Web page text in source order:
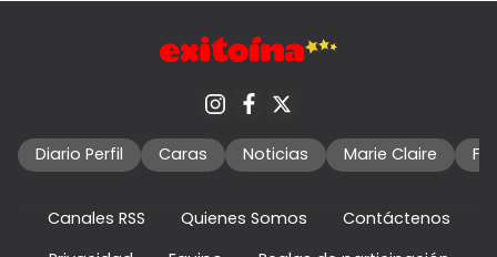
Diario Perfil Caras Noticias Marie Claire
Canales RSS Quienes Somos
Contáctenos